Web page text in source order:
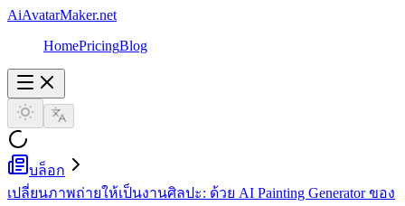
AiAvatarMaker.net
HomePricingBlog
บล็อก
เปลี่ยนภาพถ่ายให้เป็นงานศิลปะ: ด้วย AI Painting Generator ของ